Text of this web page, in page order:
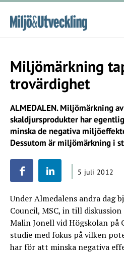
Miljömärkning
trovärdighet
ALMEDALEN. Miljömärkning
skaldjursprodukter har
minska de negativa
Dessutom är miljömärkning i
5 juli 2012
Under Almedalens andra dag
Council, MSC, in till
Malin Jonell vid Högskolan på
studie med fokus på vilken
har för att minska negativa